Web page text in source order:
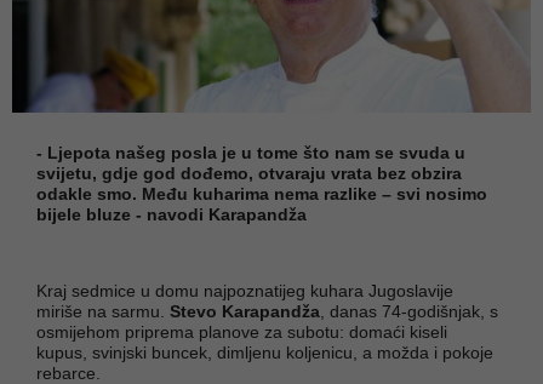
- Ljepota našeg posla je u tome što nam se svuda u
svijetu, gdje god dođemo, otvaraju vrata bez obzira
odakle smo. Među kuharima nema razlike – svi nosimo
bijele bluze - navodi Karapandža
Kraj sedmice u domu najpoznatijeg kuhara Jugoslavije
miriše na sarmu. Stevo Karapandža , danas 74-godišnjak, s
osmijehom priprema planove za subotu: domaći kiseli
kupus, svinjski buncek, dimljenu koljenicu, a možda i pokoje
rebarce.